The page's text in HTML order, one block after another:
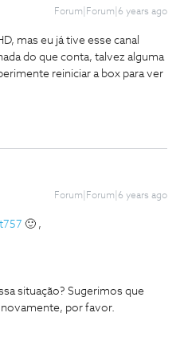
Forum|Forum|6 years ago
mas eu já tive esse canal
do que conta, talvez alguma
reiniciar a box para ver
Forum|Forum|6 years ago
🙂 ,
situação? Sugerimos que
novamente, por favor.